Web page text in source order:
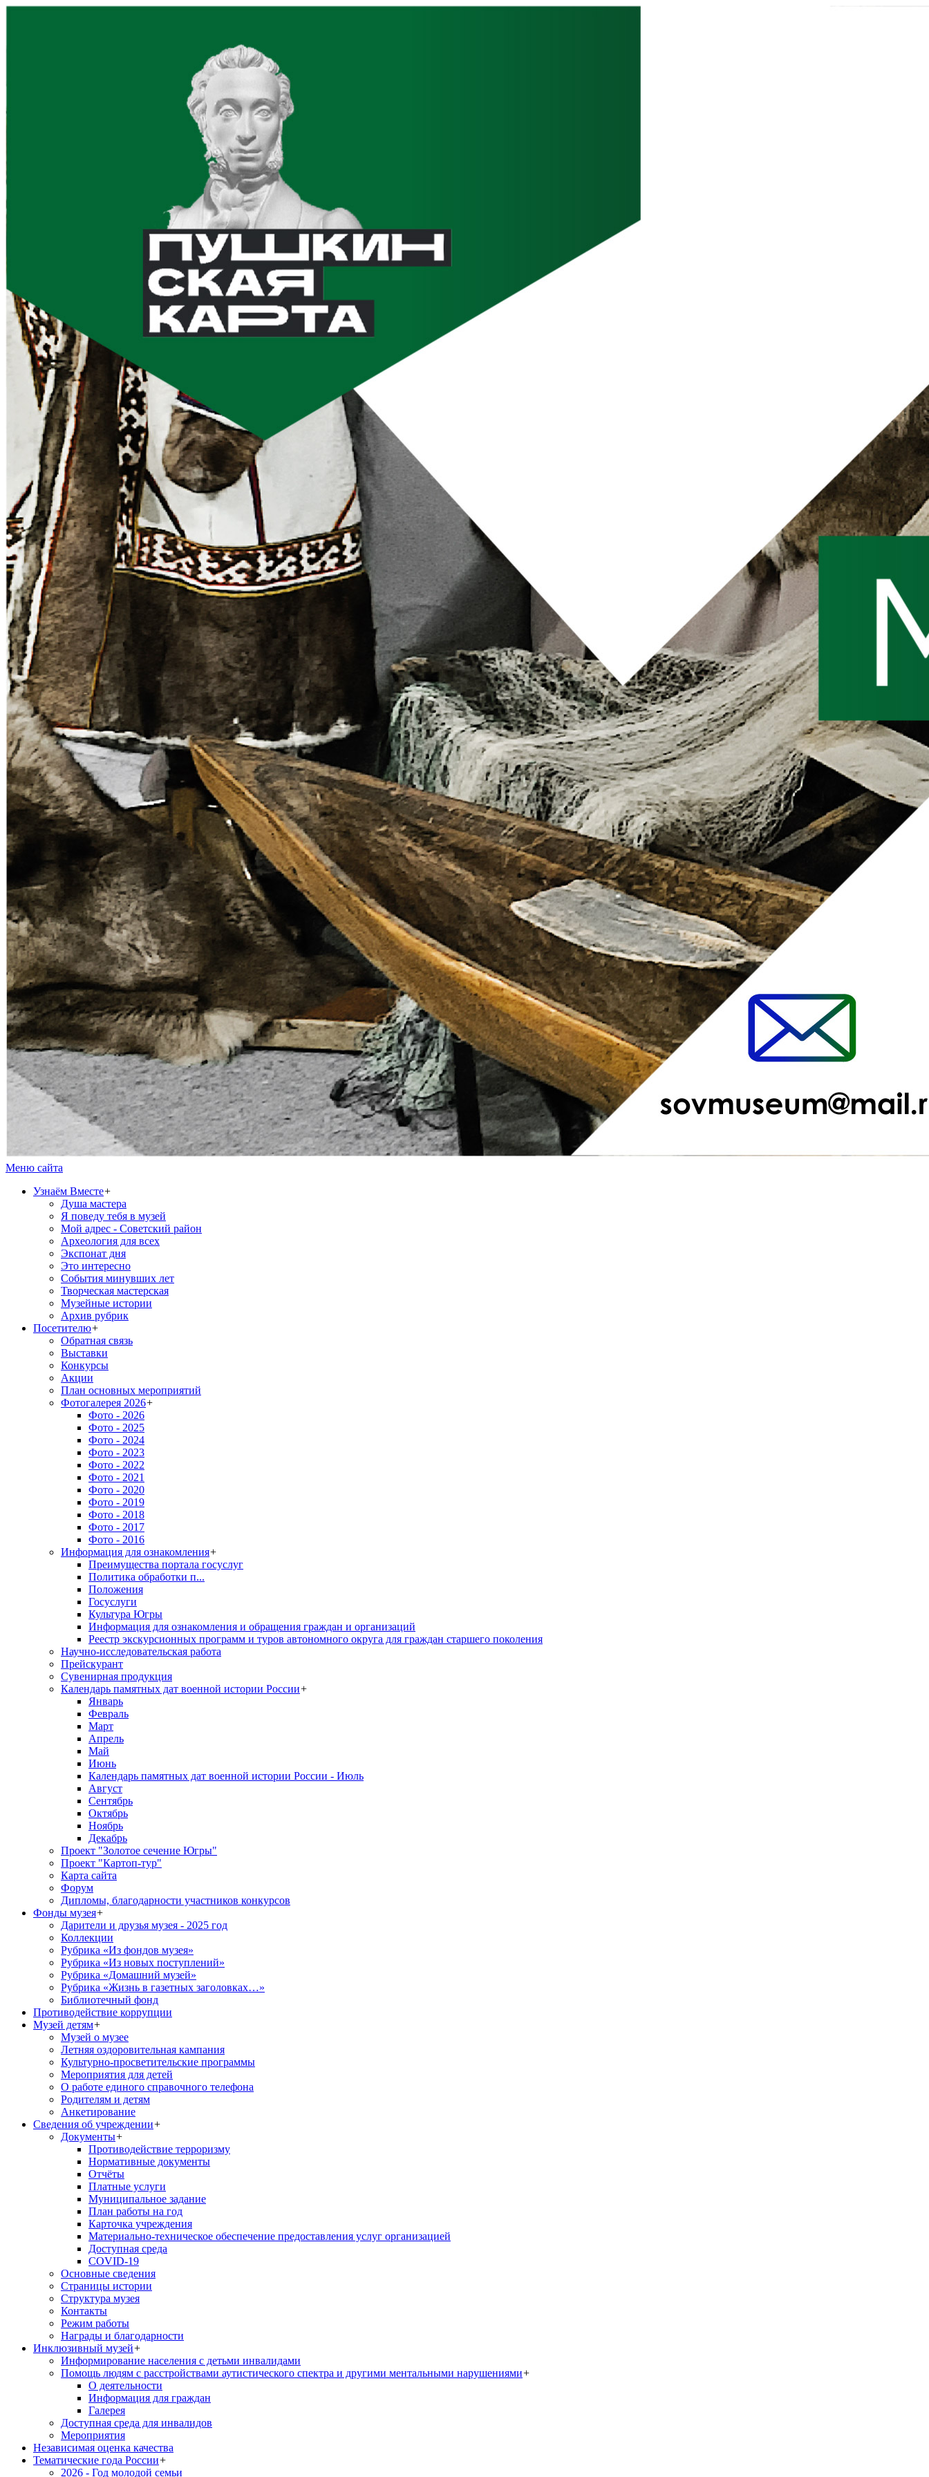
Меню сайта
Узнаём Вместе+
Душа мастера
Я поведу тебя в музей
Мой адрес - Советский район
Археология для всех
Экспонат дня
Это интересно
События минувших лет
Творческая мастерская
Музейные истории
Архив рубрик
Посетителю+
Обратная связь
Выставки
Конкурсы
Акции
План основных мероприятий
Фотогалерея 2026+
Фото - 2026
Фото - 2025
Фото - 2024
Фото - 2023
Фото - 2022
Фото - 2021
Фото - 2020
Фото - 2019
Фото - 2018
Фото - 2017
Фото - 2016
Информация для ознакомления+
Преимущества портала госуслуг
Политика обработки п...
Положения
Госуслуги
Культура Югры
Информация для ознакомления и обращения граждан и организаций
Реестр экскурсионных программ и туров автономного округа для граждан старшего поколения
Научно-исследовательская работа
Прейскурант
Сувенирная продукция
Календарь памятных дат военной истории России+
Январь
Февраль
Март
Апрель
Май
Июнь
Календарь памятных дат военной истории России - Июль
Август
Сентябрь
Октябрь
Ноябрь
Декабрь
Проект "Золотое сечение Югры"
Проект "Картоп-тур"
Карта сайта
Форум
Дипломы, благодарности участников конкурсов
Фонды музея+
Дарители и друзья музея - 2025 год
Коллекции
Рубрика «Из фондов музея»
Рубрика «Из новых поступлений»
Рубрика «Домашний музей»
Рубрика «Жизнь в газетных заголовках…»
Библиотечный фонд
Противодействие коррупции
Музей детям+
Музей о музее
Летняя оздоровительная кампания
Культурно-просветительские программы
Мероприятия для детей
О работе единого справочного телефона
Родителям и детям
Анкетирование
Сведения об учреждении+
Документы+
Противодействие терроризму
Нормативные документы
Отчёты
Платные услуги
Муниципальное задание
План работы на год
Карточка учреждения
Материально-техническое обеспечение предоставления услуг организацией
Доступная среда
COVID-19
Основные сведения
Страницы истории
Структура музея
Контакты
Режим работы
Награды и благодарности
Инклюзивный музей+
Информирование населения с детьми инвалидами
Помощь людям с расстройствами аутистического спектра и другими ментальными нарушениями+
О деятельности
Информация для граждан
Галерея
Доступная среда для инвалидов
Мероприятия
Независимая оценка качества
Тематические года России+
2026 - Год молодой семьи